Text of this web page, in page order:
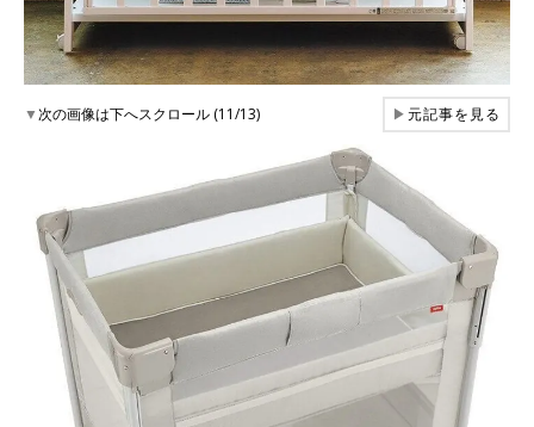
▼次の画像は下へスクロール (11/13) ▶元記事を見る